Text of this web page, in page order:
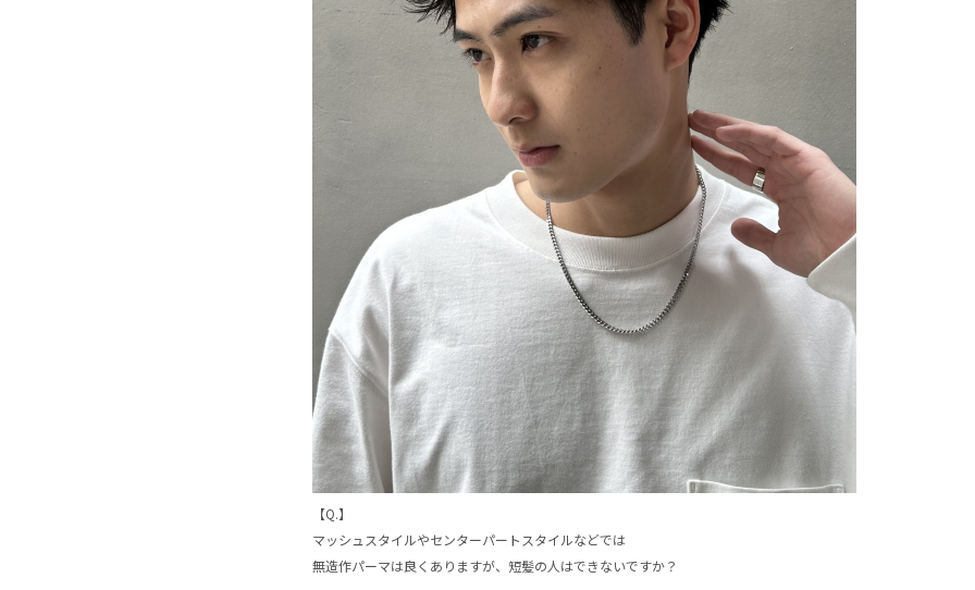
【Q.】
マッシュスタイルやセンターパートスタイルなどでは
無造作パーマは良くありますが、短髪の人はできないですか？